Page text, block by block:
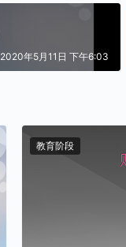
2020年5月11日 下午6:03
教育阶段